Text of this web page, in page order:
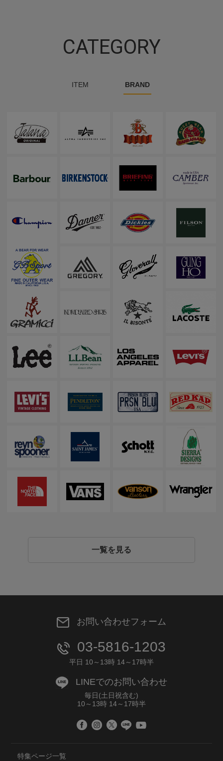
CATEGORY
ITEM BRAND
一覧を見る
お問い合わせフォーム
03-5816-1203
平日 10～13時 14～17時半
LINEでのお問い合わせ
毎日(土日祝含む)
10～13時 14～17時半
特集ページ一覧